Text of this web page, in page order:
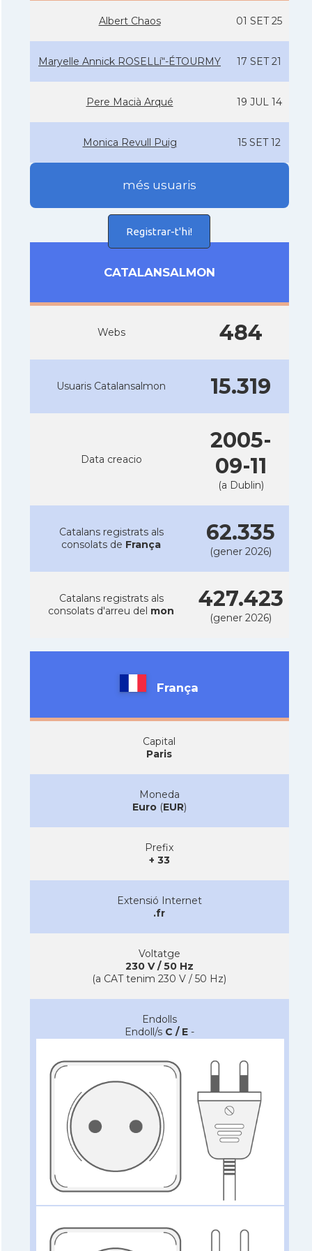
Albert Chaos 01 SET 25
Maryelle Annick ROSELLí“-ÉTOURMY 17 SET 21
Pere Macià Arqué 19 JUL 14
Monica Revull Puig 15 SET 12
més usuaris
Registrar-t'hi!
CATALANSALMON
Webs 484
Usuaris Catalansalmon 15.319
Data creacio
2005-
09-11
(a Dublin)
Catalans registrats als
consolats de França 62.335
(gener 2026)
Catalans registrats als
consolats d'arreu del mon 427.423
(gener 2026)
França
Capital
Paris
Moneda
Euro(EUR)
Prefix
+ 33
Extensió Internet
.fr
Voltatge
230 V / 50 Hz
(a CAT tenim 230 V / 50 Hz)
Endolls
Endoll/s C / E-